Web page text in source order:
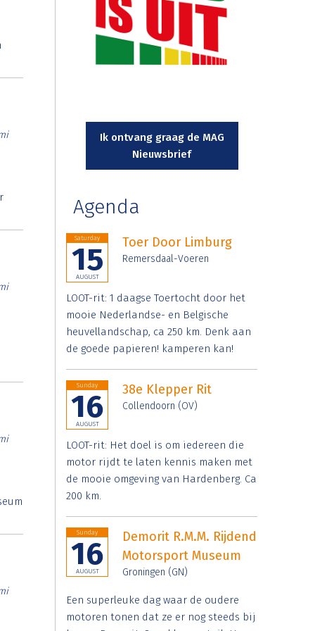
Ik ontvang graag de MAG
Nieuwsbrief
Agenda
Saturday
15
AUGUST
Toer Door Limburg
Remersdaal-Voeren
LOOT-rit: 1 daagse Toertocht door het
mooie Nederlandse- en Belgische
heuvellandschap, ca 250 km. Denk aan
de goede papieren! kamperen kan!
Sunday
16
AUGUST
38e Klepper Rit
Collendoorn (OV)
LOOT-rit: Het doel is om iedereen die
motor rijdt te laten kennis maken met
de mooie omgeving van Hardenberg. Ca
200 km.
Sunday
16
AUGUST
Demorit R.M.M. Rijdend
Motorsport Museum
Groningen (GN)
Een superleuke dag waar de oudere
motoren tonen dat ze er nog steeds bij